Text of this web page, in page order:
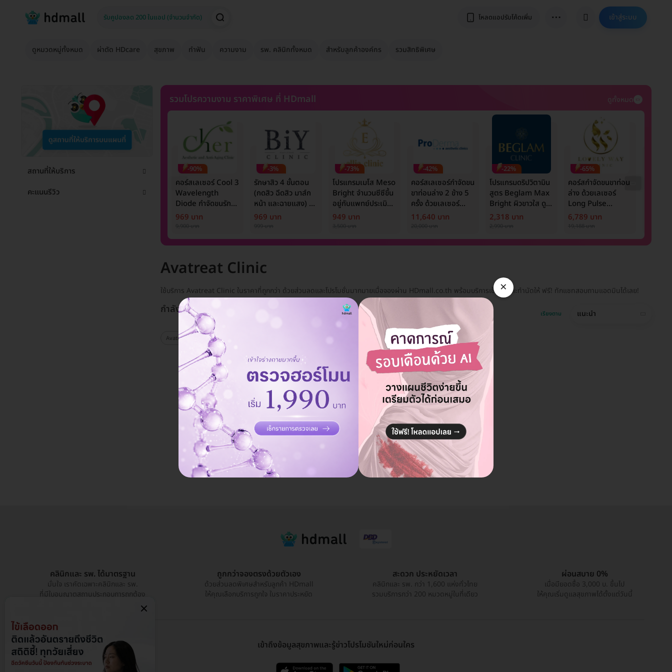
โหลดแอปรับโค้ดเพิ่ม ⋯ เข้าสู่ระบบ
ดูหมวดหมู่ทั้งหมด ผ่าตัด HDcare สุขภาพ ทำฟัน ความงาม รพ. คลินิกทั้งหมด สำหรับลูกค้าองค์กร รวมสิทธิพิเศษ
สถานที่ให้บริการ
คะแนนรีวิว
รวมโปรความงาม ราคาพิเศษ ที่ HDmall ดูทั้งหมด
-90%
คอร์สเลเซอร์ Cool 3
Wavelength
Diode กำจัดขนรักแร้
1 ปี 12 ครั้ง (1 สิทธิ์/
969 บาท
-3%
รักษาสิว 4 ขั้นตอน
(กดสิว ฉีดสิว มาส์ก
หน้า และฉายแสง) 1
ครั้ง
969 บาท
-73%
โปรแกรมเมโส Meso
Bright จำนวนซีซีขึ้น
อยู่กับแพทย์ประเมิน
เพื่อปรับผิวกระจ่างใส
949 บาท
-42%
คอร์สเลเซอร์กำจัดขน
ขาท่อนล่าง 2 ข้าง 5
ครั้ง ด้วยเลเซอร์
Mediostar Next
11,640 บาท
-22%
โปรแกรมดริปวิตามิน
สูตร Beglam Max
Bright ผิวขาวใส ดูมี
ออร่า
2,318 บาท
-65%
คอร์สกำจัดขนขาท่อน
ล่าง ด้วยเลเซอร์
Long Pulse
Nd:YAG 12 ครั้ง
6,789 บาท
Avatreat Clinic
ใช้บริการ Avatreat Clinic ในราคาที่ถูกกว่า ด้วยส่วนลดและโปรโมชั่นมากมายเมื่อจองผ่าน HDmall.co.th พร้อมบริการเช็กคิวและทำนัดให้ ฟรี! ทักแชทสอบถามแอดมินได้เลย!
เรียงตาม แนะนำ
กำลังโชว์ 0 แพ็กเกจ
Avatreat Clinic
แอดมินพร้อมดูแลคุณทุกวันทางไลน์
คุยกับแอดมิน ฟรี!
คลินิกและ รพ. ได้มาตรฐาน
มั่นใจ เราคัดเฉพาะคลินิกและ รพ.
ที่มีใบอนุญาตสถานประกอบการถูกต้อง
ถูกกว่าจองตรงด้วยตัวเอง
ด้วยส่วนลดพิเศษสำหรับลูกค้า HDmall
ให้คุณเลือกบริการถูกใจ ในราคาประหยัด
สะดวก ประหยัดเวลา
คลินิกและ รพ. กว่า 1,600 แห่งทั่วไทย
รวมบริการกว่า 200 หมวดหมู่ในที่เดียว
ผ่อนสบาย 0%
เมื่อมียอดซื้อ 3,000 บ. ขึ้นไป
ให้คุณเริ่มดูแลสุขภาพได้ตั้งแต่วันนี้
เข้าถึงข้อมูลสุขภาพและรู้ข่าวโปรโมชันใหม่ก่อนใคร
×